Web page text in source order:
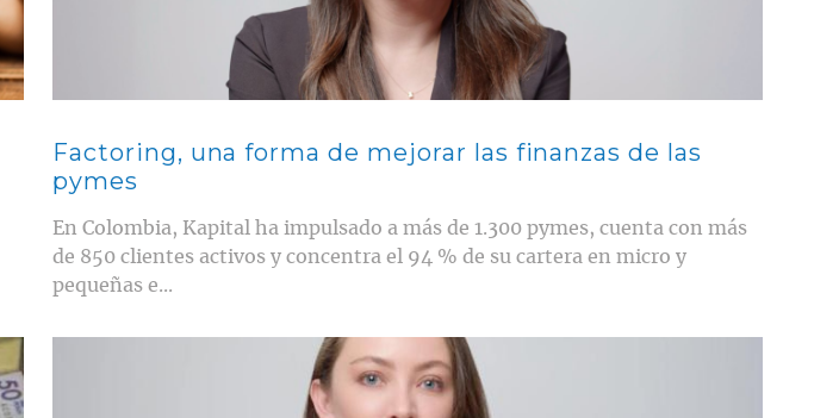
Factoring, una forma de mejorar las finanzas de las
pymes
En Colombia, Kapital ha impulsado a más de 1.300 pymes, cuenta con más
de 850 clientes activos y concentra el 94 % de su cartera en micro y
pequeñas e...